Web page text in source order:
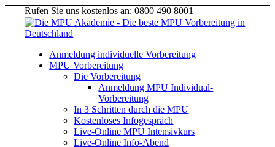
Rufen Sie uns kostenlos an: 0800 490 8001
Anmeldung individuelle Vorbereitung
MPU Vorbereitung
Die Vorbereitung
Anmeldung MPU Individual-
Vorbereitung
In 3 Schritten durch die MPU
Kostenloses Infogespräch
Live-Online MPU Intensivkurs
Live-Online Info-Abend